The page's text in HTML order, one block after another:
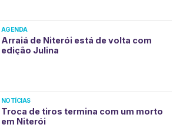
AGENDA
Arraiá de Niterói está de volta com
edição Julina
NOTÍCIAS
Troca de tiros termina com um morto
em Niterói